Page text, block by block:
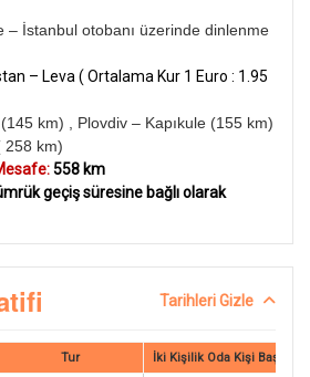
– İstanbul otobanı üzerinde dinlenme
– Leva ( Ortalama Kur 1 Euro : 1.95
km) , Plovdiv – Kapıkule (155 km)
258 km)
558 km
geçiş süresine bağlı olarak
Tarihleri Gizle
Tur İki Kişilik Oda Kişi Başı